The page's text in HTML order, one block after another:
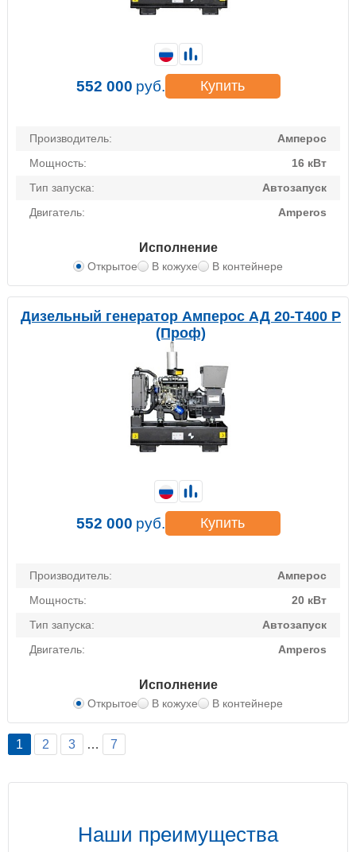
Производитель:
Амперос
Мощность:
16 кВт
Тип запуска:
Автозапуск
Двигатель:
Amperos
Исполнение
Открытое В кожухе В контейнере
552 000 руб. Купить
Дизельный генератор Амперос АД 20-Т400 P
(Проф)
Производитель:
Амперос
Мощность:
20 кВт
Тип запуска:
Автозапуск
Двигатель:
Amperos
Исполнение
Открытое В кожухе В контейнере
552 000 руб. Купить
1 2 3 … 7
Наши преимущества